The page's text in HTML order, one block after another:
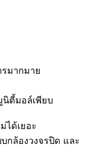
มากมาย
นิตี้มอล์เพียบ
ได้เยอะ
กล้องวงจรปิด และ